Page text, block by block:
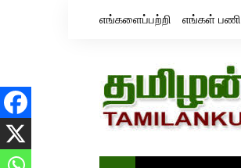
எங்களைப்பற்றி எங்கள் பணி